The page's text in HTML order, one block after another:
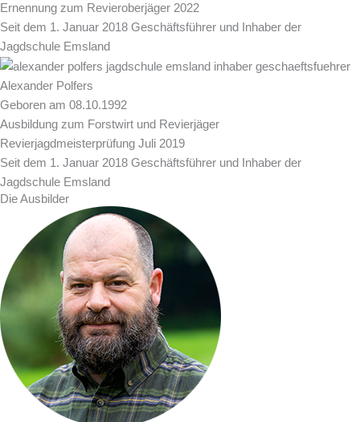
Ernennung zum Revieroberjäger 2022
Seit dem 1. Januar 2018 Geschäftsführer und Inhaber der
Jagdschule Emsland
Alexander Polfers
Geboren am 08.10.1992
Ausbildung zum Forstwirt und Revierjäger
Revierjagdmeisterprüfung Juli 2019
Seit dem 1. Januar 2018 Geschäftsführer und Inhaber der
Jagdschule Emsland
Die Ausbilder